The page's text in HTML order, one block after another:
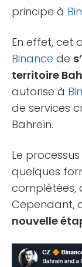
principe à
En effet, cet
Binance de
territoire
autorise à
de services
Bahreïn.
Le
quelques
complétées,
Cependant,
nouvelle